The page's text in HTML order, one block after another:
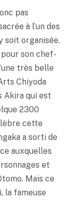
pas
à l’un des
soit organisée.
son chef-
très belle
Chiyoda
Akira qui est
2300
cette
a sorti de
auxquelles
et
Mais ce
la fameuse